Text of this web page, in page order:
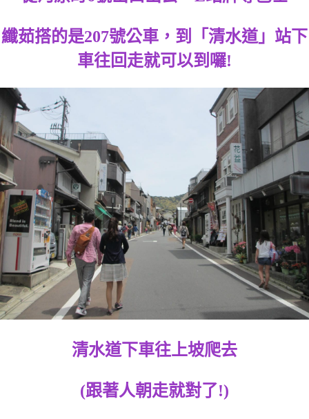
纖茹搭的是207號公車，到「清水道」站下
車往回走就可以到囉!
清水道下車往上坡爬去
(跟著人朝走就對了!)